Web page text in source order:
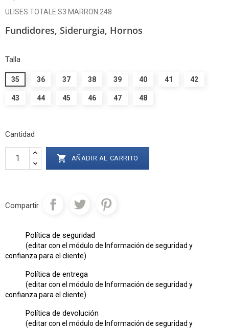
ULISES TOTALE S3 MARRON 248
Fundidores, Siderurgia, Hornos
Talla
35 36 37 38 39 40 41 42
43 44 45 46 47 48
Cantidad
 AÑADIR AL CARRITO
Compartir
Política de seguridad
(editar con el módulo de Información de seguridad y
confianza para el cliente)
Política de entrega
(editar con el módulo de Información de seguridad y
confianza para el cliente)
Política de devolución
(editar con el módulo de Información de seguridad y